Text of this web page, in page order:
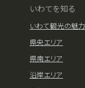
いわてを知る
いわて観光の魅力
県央エリア
県南エリア
沿岸エリア